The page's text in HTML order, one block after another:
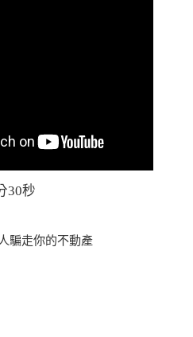
30秒
騙走你的不動產